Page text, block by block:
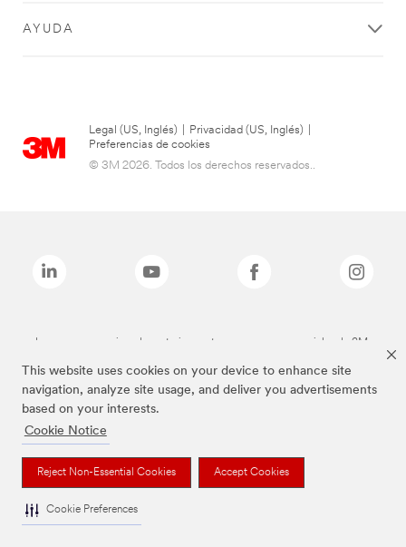
This website uses cookies on your device to enhance site
navigation, analyze site usage, and deliver you advertisements
based on your interests.
Cookie Notice
Reject Non-Essential Cookies Accept Cookies
Cookie Preferences
AYUDA
Legal (US, Inglés) Privacidad (US, Inglés)
Preferencias de cookies
© 3M 2026. Todos los derechos reservados..
Las marcas mencionadas anteriormente son marcas comerciales de 3M.